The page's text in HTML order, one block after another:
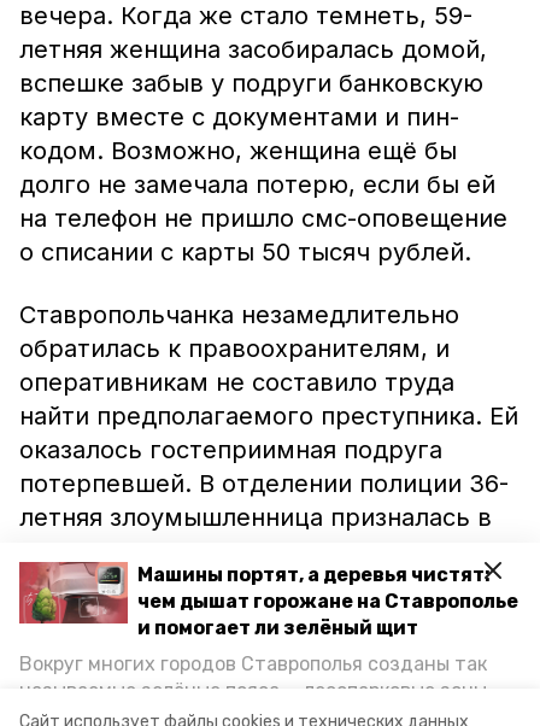
Сайт использует файлы cookies и технических данных
Машины портят, а деревья чистят:
чем дышат горожане на Ставрополье
и помогает ли зелёный щит
Вокруг многих городов Ставрополья созданы так
называемые зелёные пояса — лесопарковые зоны,
снижающие негативное воздействие выхлопных
вечера. Когда же стало темнеть, 59-
летняя женщина засобиралась домой,
вспешке забыв у подруги банковскую
карту вместе с документами и пин-
кодом. Возможно, женщина ещё бы
долго не замечала потерю, если бы ей
на телефон не пришло смс-оповещение
о списании с карты 50 тысяч рублей.
Ставропольчанка незамедлительно
обратилась к правоохранителям, и
оперативникам не составило труда
найти предполагаемого преступника. Ей
оказалось гостеприимная подруга
потерпевшей. В отделении полиции 36-
летняя злоумышленница призналась в
Ранее «Труновский» писал, что в
мужчин украли с заводаредукторы, а в
краевом центре угонщикврезался в